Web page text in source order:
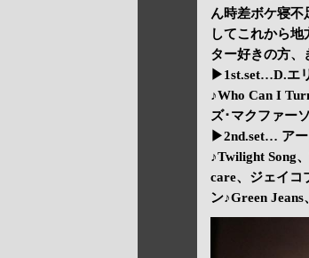
ん時差ボケ寝
してこれから
ター好きの方、
▶1st.set…D.エ
♪Who Can I
ズ･マクファー
▶2nd.set… アー
♪Twilight Song
care、ジェイコ
ン♪Green Jeans